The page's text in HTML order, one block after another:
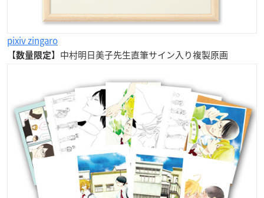
pixiv zingaro
【数量限定】中村明日美子先生直筆サイン入り複製原画